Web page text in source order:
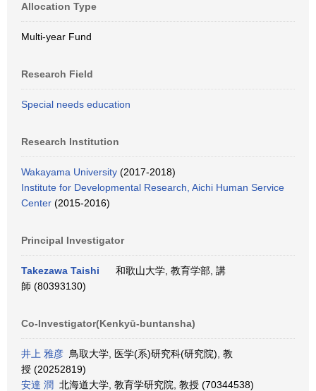
Allocation Type
Multi-year Fund
Research Field
Special needs education
Research Institution
Wakayama University (2017-2018)
Institute for Developmental Research, Aichi Human Service
Center (2015-2016)
Principal Investigator
Takezawa Taishi
和歌山大学, 教育学部, 講
師 (80393130)
Co-Investigator(Kenkyū-buntansha)
井上 雅彦 鳥取大学, 医学(系)研究科(研究院), 教
授 (20252819)
安達 潤 北海道大学, 教育学研究院, 教授 (70344538)